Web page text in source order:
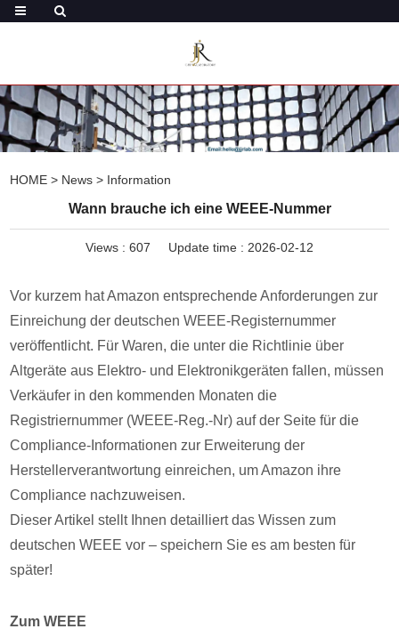
HOME > News > Information
Wann brauche ich eine WEEE-Nummer
Views : 607 Update time : 2026-02-12
Vor kurzem hat Amazon entsprechende Anforderungen zur
Einreichung der deutschen WEEE-Registernummer
veröffentlicht. Für Waren, die unter die Richtlinie über
Altgeräte aus Elektro- und Elektronikgeräten fallen, müssen
Verkäufer in den kommenden Monaten die
Registriernummer (WEEE-Reg.-Nr) auf der Seite für die
Compliance-Informationen zur Erweiterung der
Herstellerverantwortung einreichen, um Amazon ihre
Compliance nachzuweisen.
Dieser Artikel stellt Ihnen detailliert das Wissen zum
deutschen WEEE vor – speichern Sie es am besten für
später!
Zum WEEE